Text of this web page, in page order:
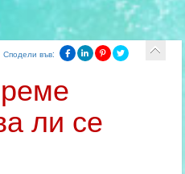
Сподели във:
ли се